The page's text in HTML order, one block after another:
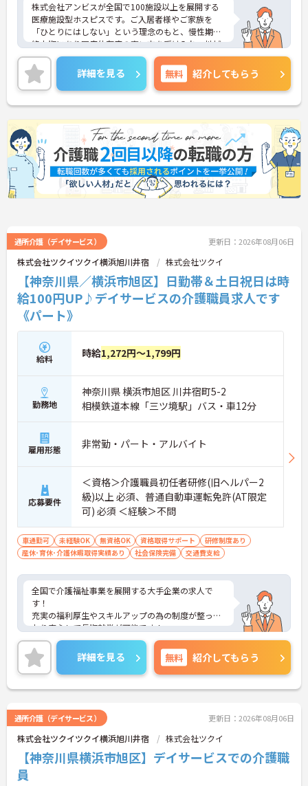
株式会社アンビスが全国で100施設以上を展開する
医療施設型ホスピスです。ご入居者様やご家族を
「ひとりにはしない」という理念のもと、慢性期や
終末期にあり医療依存度の高い方を受け入れ、地域
医療を支える社会的意義の高い事業を推進していま
す。現場には看護師が24時間常駐しています。急変
時の対応や医療行為は看護師が担当するため、初任
者研修や実務者研修の方も食事介助や入浴介助など
の生活を支えるケアに専念できる環境です。多職種
で情報を共有し、一人で判断を抱え込まないチーム
連携の体制がしっかりと整っています。働き方の面
では、夜勤明けの翌日が原則として公休となるほ
か、月平均の残業時間も5時間から7時間程度とかな
り少なめです。常勤スタッフの比率が90パーセント
を超えているため急な勤務変更が発生しにくく、あ
らかじめ決められた訪問予定表に沿って規則正しく
専門性を着実に深めていける環境が用意されていま
★おすすめPOINT★
＜個別ＯＪＴとチーム連携で着実に成長！＞
・入職後はお一人おひとりの習熟度に合わせた個別
のＯＪＴ研修を実施し、ｅラーニングを用いた学習
の機会も提供されます
・施設内には看護師が24時間常駐しており、急変時
の対応や専門的な医療処置は看護師が担当するため
負担が減ります
・介護スタッフと看護スタッフの比率が1対1で相談
しやすく、初任者研修や実務者研修からでも着実に
専門性を高められます
＜残業月7時間以下で身体の負担を軽減！＞
高く、急なシフト変更や無理な長時間勤務が発生し
にくい人員体制です
・訪問スケジュールに沿って施設内でのケアを行う
ため、月平均の残業時間は5時間から7時間程度とか
なり少なめに抑えられます
・夜勤明けの翌日は原則としてお休みとなるシフト
編成が組まれており、しっかりと休息を取りながら
長期的な就業が可能です
＜評価制度でキャリアアップ＞
・介護福祉士や初任者研修などの資格や実務経験、
ーションを維持できます
・年次を問わずリーダーや主任などのマネジメント
職へ昇格する事例も多数あり、腰を据えて長期的な
キャリア形成が可能です
詳細を見る 無料 紹介してもらう
通所介護（デイサービス） 更新日：2026年08月06日
株式会社ツクイツクイ横浜旭川井宿 株式会社ツクイ
【神奈川県／横浜市旭区】日勤帯＆土日祝日は時
給100円UP♪デイサービスの介護職員求人です
《パート》
給料 時給1,272円～1,799円
勤務地
神奈川県 横浜市旭区 川井宿町5-2
相模鉄道本線「三ツ境駅」バス・車12分
雇用形態 非常勤・パート・アルバイト
応募要件
＜資格＞介護職員初任者研修(旧ヘルパー2
級)以上 必須、普通自動車運転免許(AT限定
可) 必須 ＜経験＞不問
車通勤可 未経験OK 無資格OK 資格取得サポート
研修制度あり
産休･育休･介護休暇取得実績あり
社会保険完備 交通費支給
全国で介護福祉事業を展開する大手企業の求人で
す！
充実の福利厚生やスキルアップの為の制度が整って
おり安心して長期就業が可能です！
ご興味ある方には、面接のポイントなど、さらに詳
細をお話致しますのでお気軽にご相談ください。
詳細を見る 無料 紹介してもらう
通所介護（デイサービス） 更新日：2026年08月06日
株式会社ツクイツクイ横浜旭川井宿 株式会社ツクイ
【神奈川県横浜市旭区】デイサービスでの介護職
員